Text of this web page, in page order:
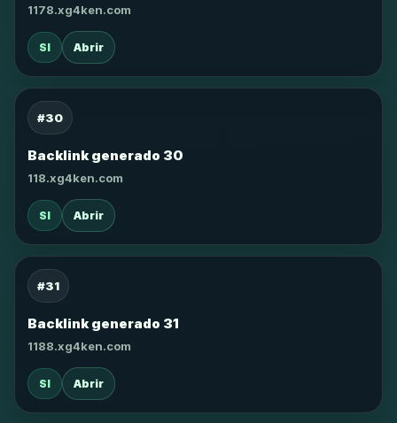
1178.xg4ken.com
SI Abrir
#30
Backlink generado 30
118.xg4ken.com
SI Abrir
#31
Backlink generado 31
1188.xg4ken.com
SI Abrir